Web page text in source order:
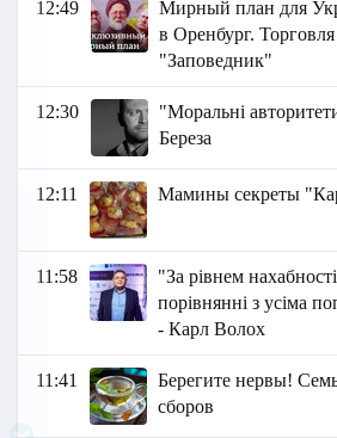
12:49
Мирный план для
в Оренбург.
"Заповедник"
12:30
"Моральні
Береза
12:11 Мамины секреты
11:58
"За рівнем
порівнянні з усіма
- Карл Волох
11:41
Берегите нервы!
сборов